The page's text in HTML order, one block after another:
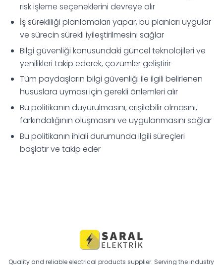
risk işleme seçeneklerini devreye alır
İş sürekliliği planlamaları yapar, bu planları uygular
ve sürecin sürekli iyileştirilmesini sağlar
Bilgi güvenliği konusundaki güncel teknolojileri ve
yenilikleri takip ederek, çözümler geliştirir
Tüm paydaşların bilgi güvenliği ile ilgili belirlenen
hususlara uyması için gerekli önlemleri alır
Bu politikanın duyurulmasını, erişilebilir olmasını,
farkındalığının oluşmasını ve uygulanmasını sağlar
Bu politikanın ihlali durumunda ilgili süreçleri
başlatır ve takip eder
Quality and reliable electrical products supplier. Serving the industry